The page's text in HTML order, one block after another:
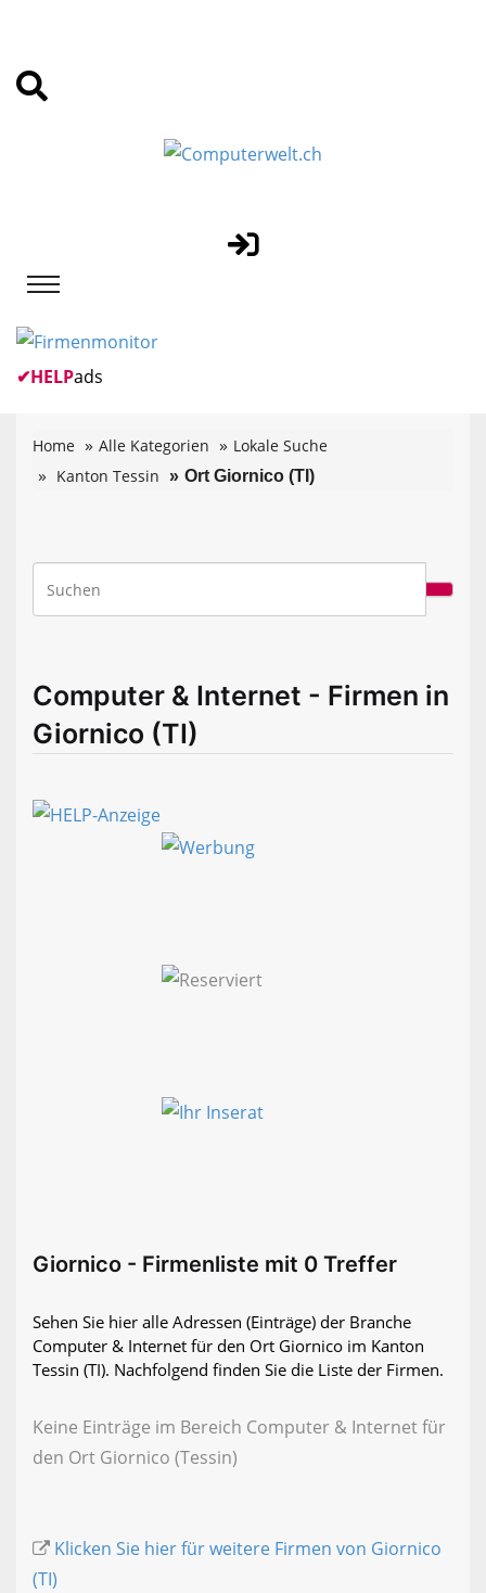
✔HELPads
Home Alle Kategorien
Lokale Suche
Kanton Tessin
Ort Giornico (TI)
Computer & Internet - Firmen in
Giornico (TI)
Giornico - Firmenliste mit 0 Treffer
Sehen Sie hier alle Adressen (Einträge) der Branche
Computer & Internet für den Ort Giornico im Kanton
Tessin (TI). Nachfolgend finden Sie die Liste der Firmen.
Keine Einträge im Bereich Computer & Internet für
den Ort Giornico (Tessin)
Klicken Sie hier für weitere Firmen von Giornico
(TI)